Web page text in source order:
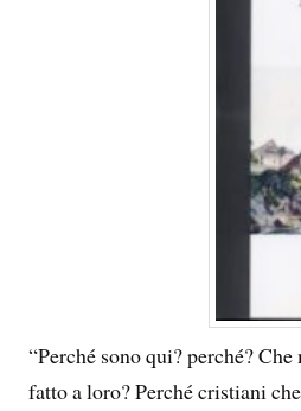
“Perché sono qui? perché?
fatto a loro? Perché cristiani